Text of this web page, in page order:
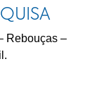
Rebouças –